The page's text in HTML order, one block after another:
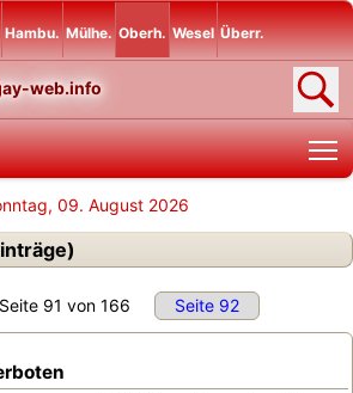
Hambu. Mülhe. Oberh. Wesel Überr.
web.info
09. August 2026
Seite 91 von 166
Seite 92